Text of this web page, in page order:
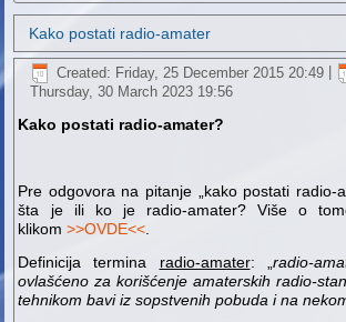
Kako postati radio-amater
Created: Friday, 25 December 2015 20:49
Thursday, 30 March 2023 19:56
Kako postati radio-amater?
Pre odgovora na pitanje „kako postati radio-
šta je ili ko je radio-amater? Više o
klikom>>OVDE<<.
Definicija termina radio-amater: „radio-
ovlašćeno za korišćenje amaterskih radio-
tehnikom bavi iz sopstvenih pobuda i na